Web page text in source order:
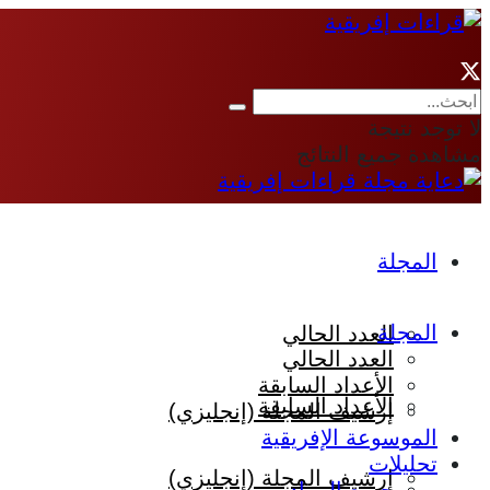
لا توجد نتيجة
مشاهدة جميع النتائج
المجلة
العدد الحالي
الأعداد السابقة
إرشيف المجلة (إنجليزي)
المجلة
العدد الحالي
الأعداد السابقة
إرشيف المجلة (إنجليزي)
الموسوعة الإفريقية
تحليلات